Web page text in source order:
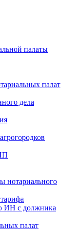
палаты
палат
дела
нотариального
ИН с должника
палат